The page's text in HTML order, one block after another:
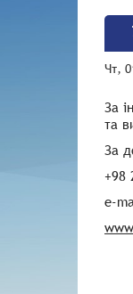
Чт,
За
та
За
+98
e-